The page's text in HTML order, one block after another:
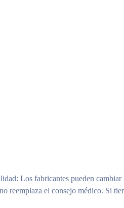
: Los fabricantes pueden
reemplaza el consejo médico. Si